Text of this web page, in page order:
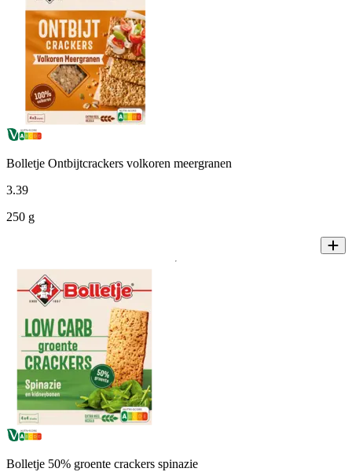
Bolletje Ontbijtcrackers volkoren meergranen
3.39
250 g
Bolletje 50% groente crackers spinazie